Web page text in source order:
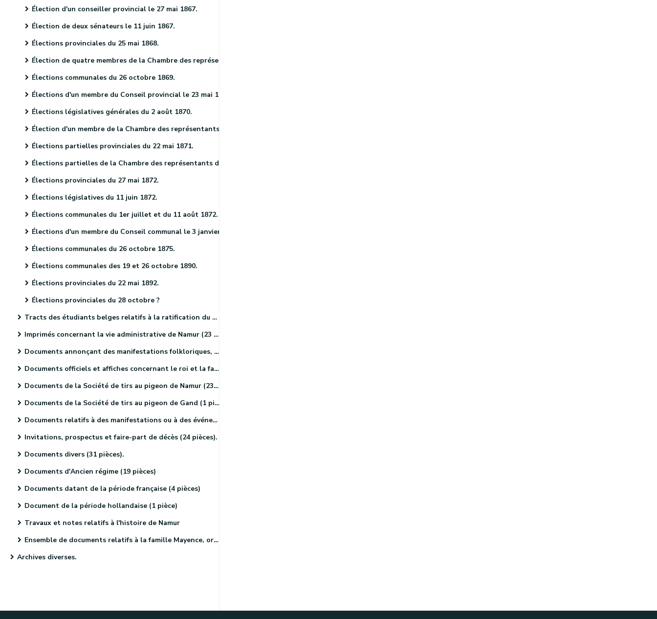
Élection d'un conseiller provincial le 27 mai 1867.
Élection de deux sénateurs le 11 juin 1867.
Élections provinciales du 25 mai 1868.
Élection de quatre membres de la Chambre des représentants le 9 juin 1868.
Élections communales du 26 octobre 1869.
Élections d'un membre du Conseil provincial le 23 mai 1870.
Élections législatives générales du 2 août 1870.
Élection d'un membre de la Chambre des représentants le 29 septembre 1870.
Élections partielles provinciales du 22 mai 1871.
Élections partielles de la Chambre des représentants du 27 décembre 1871.
Élections provinciales du 27 mai 1872.
Élections législatives du 11 juin 1872.
Élections communales du 1er juillet et du 11 août 1872.
Élections d'un membre du Conseil communal le 3 janvier 1873.
Élections communales du 26 octobre 1875.
Élections communales des 19 et 26 octobre 1890.
Élections provinciales du 22 mai 1892.
Élections provinciales du 28 octobre ?
Tracts des étudiants belges relatifs à la ratification du Traité des XXIV articles (4 pièces).
Imprimés concernant la vie administrative de Namur (23 pièces).
Documents annonçant des manifestations folkloriques, culturelles et sportives. (46 pièces)
Documents officiels et affiches concernant le roi et la famille royale (18 pièces)
Documents de la Société de tirs au pigeon de Namur (23 pièces)
Documents de la Société de tirs au pigeon de Gand (1 pièce).
Documents relatifs à des manifestations ou à des événements religieux (41 pièces)
Invitations, prospectus et faire-part de décès (24 pièces).
Documents divers (31 pièces).
Documents d'Ancien régime (19 pièces)
Documents datant de la période française (4 pièces)
Document de la période hollandaise (1 pièce)
Travaux et notes relatifs à l'histoire de Namur
Ensemble de documents relatifs à la famille Mayence, originaire de Metz (4 pièces)
Archives diverses.